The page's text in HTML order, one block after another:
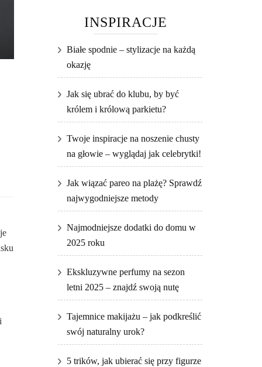
INSPIRACJE
Białe spodnie – stylizacje na każdą
okazję
Jak się ubrać do klubu, by być
królem i królową parkietu?
Twoje inspiracje na noszenie chusty
na głowie – wyglądaj jak celebrytki!
Jak wiązać pareo na plażę? Sprawdź
najwygodniejsze metody
Najmodniejsze dodatki do domu w
2025 roku
Ekskluzywne perfumy na sezon
letni 2025 – znajdź swoją nutę
Tajemnice makijażu – jak podkreślić
swój naturalny urok?
5 trików, jak ubierać się przy figurze